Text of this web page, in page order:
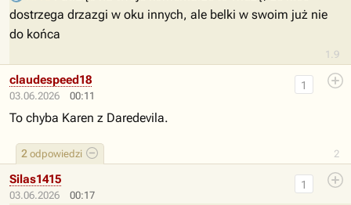
1.9
dostrzega drzazgi w oku innych, ale belki w swoim już nie
do końca
03.06.2026 00:11
2
1
2 odpowiedzi
claudespeed18
To chyba Karen z Daredevila.
03.06.2026 00:17
1
Silas1415